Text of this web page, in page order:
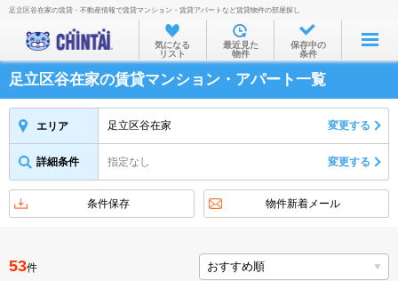
お部屋を探す
沿線・駅から
住所から
物件特集から
不動産会社から
TOP
足立区谷在家の賃貸・不動産情報で賃貸マンション・賃貸アパートなど賃貸物件の部屋探し
気になる
リスト
最近見た
物件
保存中の
条件
足立区谷在家の賃貸マンション・アパート一覧
エリア 足立区谷在家 変更する
詳細条件 指定なし 変更する
条件保存 物件新着メール
53件